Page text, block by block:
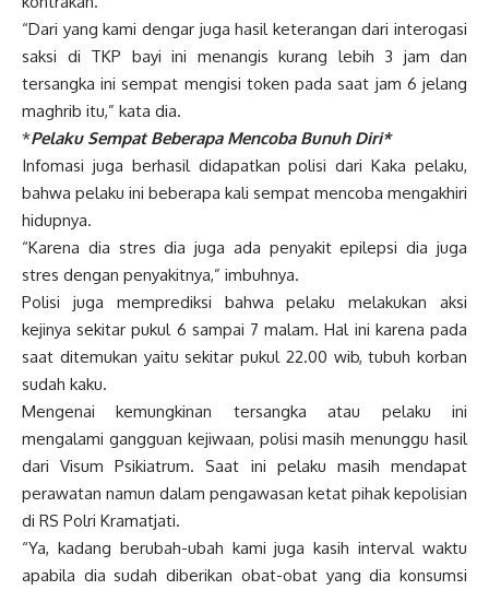
“Dari yang kami dengar juga hasil keterangan dari interogasi
saksi di TKP bayi ini menangis kurang lebih 3 jam dan
tersangka ini sempat mengisi token pada saat jam 6 jelang
maghrib itu,” kata dia.
*Pelaku Sempat Beberapa Mencoba Bunuh Diri*
Infomasi juga berhasil didapatkan polisi dari Kaka pelaku,
bahwa pelaku ini beberapa kali sempat mencoba mengakhiri
hidupnya.
“Karena dia stres dia juga ada penyakit epilepsi dia juga
stres dengan penyakitnya,” imbuhnya.
Polisi juga memprediksi bahwa pelaku melakukan aksi
kejinya sekitar pukul 6 sampai 7 malam. Hal ini karena pada
saat ditemukan yaitu sekitar pukul 22.00 wib, tubuh korban
sudah kaku.
Mengenai kemungkinan tersangka atau pelaku ini
mengalami gangguan kejiwaan, polisi masih menunggu hasil
dari Visum Psikiatrum. Saat ini pelaku masih mendapat
perawatan namun dalam pengawasan ketat pihak kepolisian
di RS Polri Kramatjati.
“Ya, kadang berubah-ubah kami juga kasih interval waktu
apabila dia sudah diberikan obat-obat yang dia konsumsi